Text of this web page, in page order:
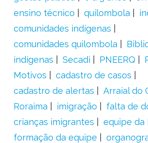
ensino técnico
quilombola
comunidades indígenas
comunidades quilombola
indígenas
Secadi PNEERQ
Motivos
cadastro de casos
cadastro de alertas
Arraial do
Roraima
imigração
falta de
crianças imigrantes
equipe da
formação da equipe